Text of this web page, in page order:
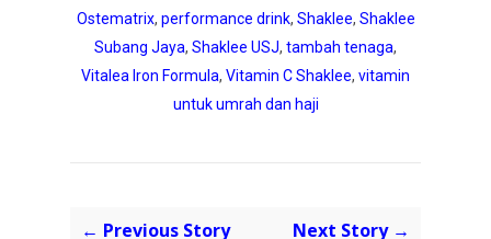
Ostematrix, performance drink, Shaklee, Shaklee
Subang Jaya, Shaklee USJ, tambah tenaga,
Vitalea Iron Formula, Vitamin C Shaklee, vitamin
untuk umrah dan haji
← Previous Story Next Story →